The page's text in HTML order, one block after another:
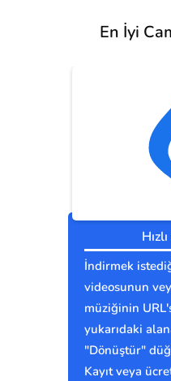
En İyi
İndirmek
videosunun
müziğinin
yukarıdaki
"Dönüştür"
Kayıt veya